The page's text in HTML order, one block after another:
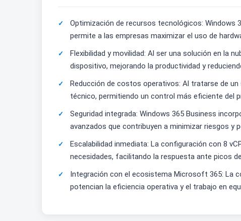
Optimización de recursos tecnológicos: Windows
permite a las empresas maximizar el uso de
Flexibilidad y movilidad: Al ser una solución en la
dispositivo, mejorando la productividad y
Reducción de costos operativos: Al tratarse de
técnico, permitiendo un control más eficiente del
Seguridad integrada: Windows 365 Business
avanzados que contribuyen a minimizar riesgos y
Escalabilidad inmediata: La configuración con 8
necesidades, facilitando la respuesta ante picos
Integración con el ecosistema Microsoft 365: La
potencian la eficiencia operativa y el trabajo en